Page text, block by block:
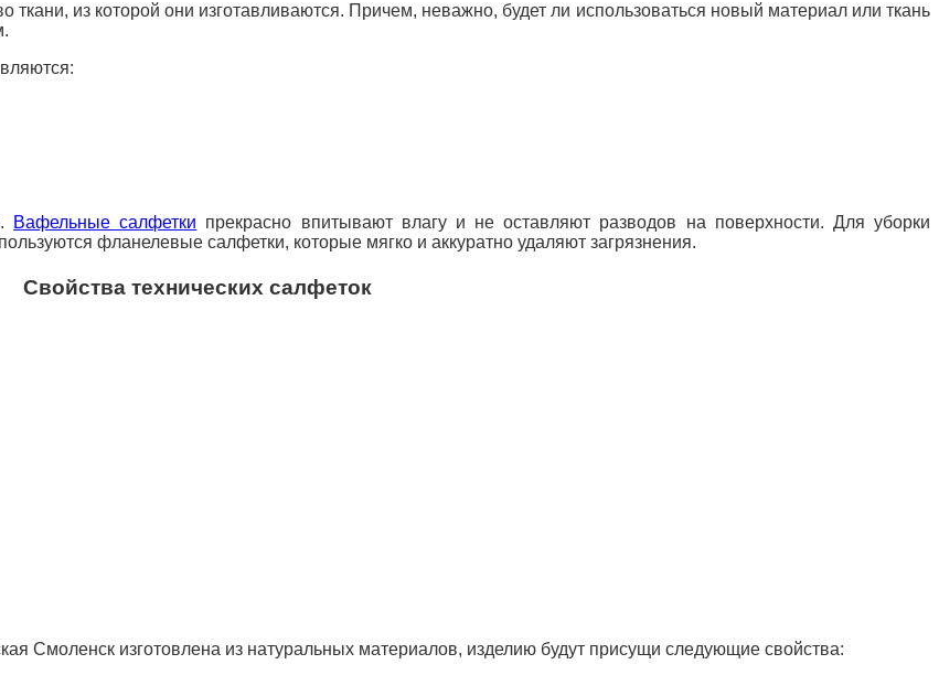
из которой они изготавливаются. Причем, неважно, будет ли использоваться новый материал или ткань
Вафельные салфетки прекрасно впитывают влагу и не оставляют разводов на поверхности. Для уборки
фланелевые салфетки, которые мягко и аккуратно удаляют загрязнения.
Свойства технических салфеток
Смоленск изготовлена из натуральных материалов, изделию будут присущи следующие свойства: